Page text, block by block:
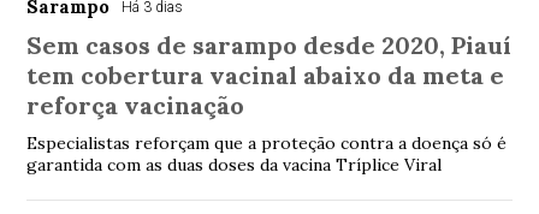
Sarampo Há 3 dias
Sem casos de sarampo desde 2020, Piauí
tem cobertura vacinal abaixo da meta e
reforça vacinação
Especialistas reforçam que a proteção contra a doença só é
garantida com as duas doses da vacina Tríplice Viral